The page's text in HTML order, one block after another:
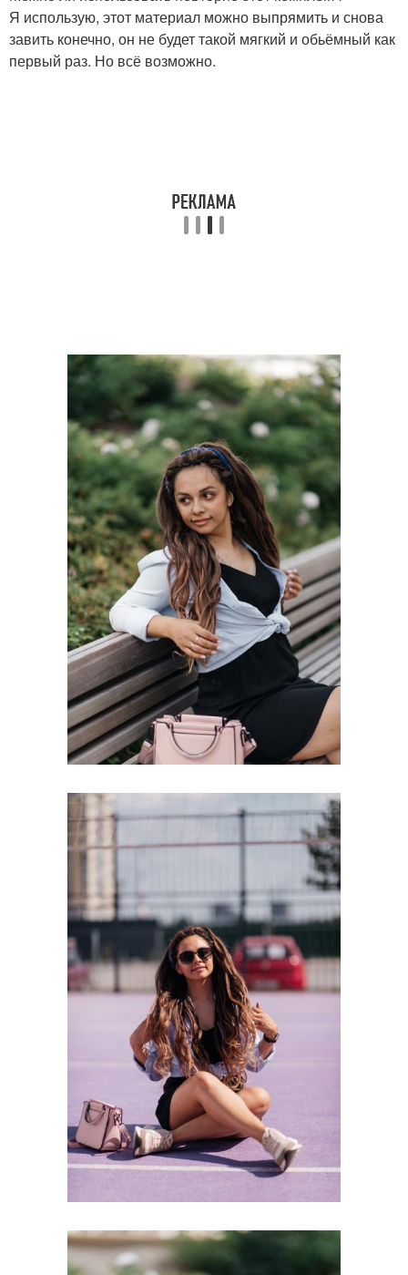
Я использую, этот материал можно выпрямить и снова
завить конечно, он не будет такой мягкий и обьёмный как
первый раз. Но всё возможно.